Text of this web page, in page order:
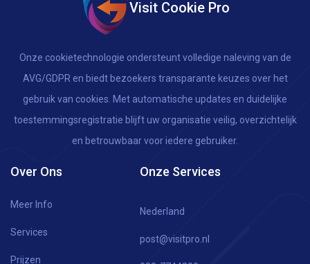
Visit Cookie Pro
Onze cookietechnologie ondersteunt volledige naleving van de
AVG/GDPR en biedt bezoekers transparante keuzes over het
gebruik van cookies. Met automatische updates en duidelijke
toestemmingsregistratie blijft uw organisatie veilig, overzichtelijk
en betrouwbaar voor iedere gebruiker.
Over Ons
Meer Info
Services
Prijzen
Onze Services
Nederland
post@visitpro.nl